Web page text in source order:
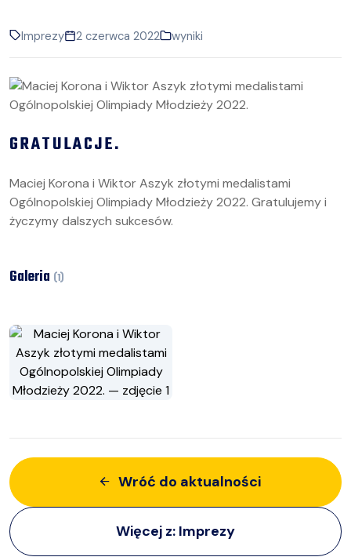
Imprezy 2 czerwca 2022 wyniki
GRATULACJE.
Maciej Korona i Wiktor Aszyk złotymi medalistami
Ogólnopolskiej Olimpiady Młodzieży 2022. Gratulujemy i
życzymy dalszych sukcesów.
Galeria (1)
Wróć do aktualności
Więcej z: Imprezy